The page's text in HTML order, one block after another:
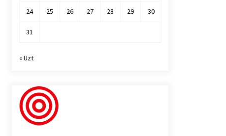
24 25 26 27 28 29 30
31
« Uzt